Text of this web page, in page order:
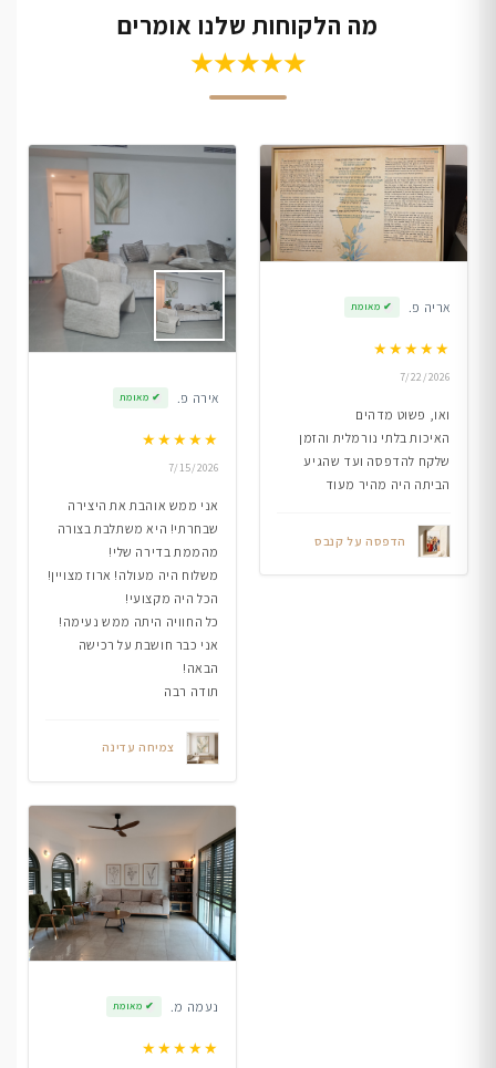
מה הלקוחות שלנו אומרים
★★★★★
אריה פ. ✔ מאומת
★★★★★
7/22/2026
ואו, פשוט מדהים
האיכות בלתי נורמלית והזמן
שלקח להדפסה ועד שהגיע
הביתה היה מהיר מעוד
הדפסה על קנבס
אירה פ. ✔ מאומת
★★★★★
7/15/2026
אני ממש אוהבת את היצירה
שבחרתי! היא משתלבת בצורה
מהממת בדירה שלי!
משלוח היה מעולה! ארוז מצויין!
הכל היה מקצועי!
כל החוויה היתה ממש נעימה!
אני כבר חושבת על רכישה
הבאה!
תודה רבה
צמיחה עדינה
נעמה מ. ✔ מאומת
★★★★★